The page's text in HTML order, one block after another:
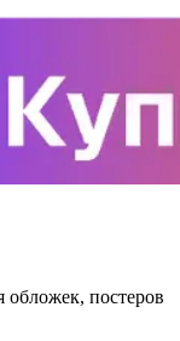
постеров